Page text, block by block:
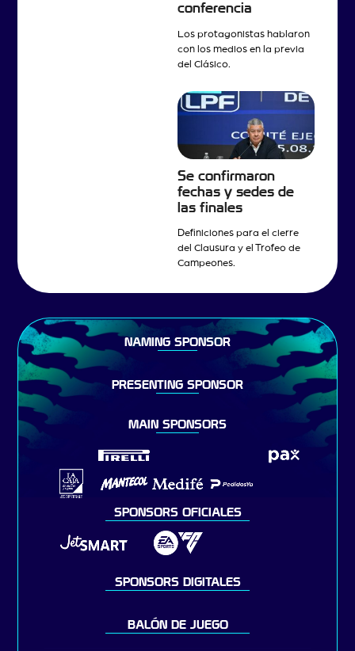
conferencia
Los protagonistas hablaron
con los medios en la previa
del Clásico.
Se confirmaron
fechas y sedes de
las finales
Definiciones para el cierre
del Clausura y el Trofeo de
Campeones.
NAMING SPONSOR
PRESENTING SPONSOR
MAIN SPONSORS
SPONSORS OFICIALES
SPONSORS DIGITALES
BALÓN DE JUEGO